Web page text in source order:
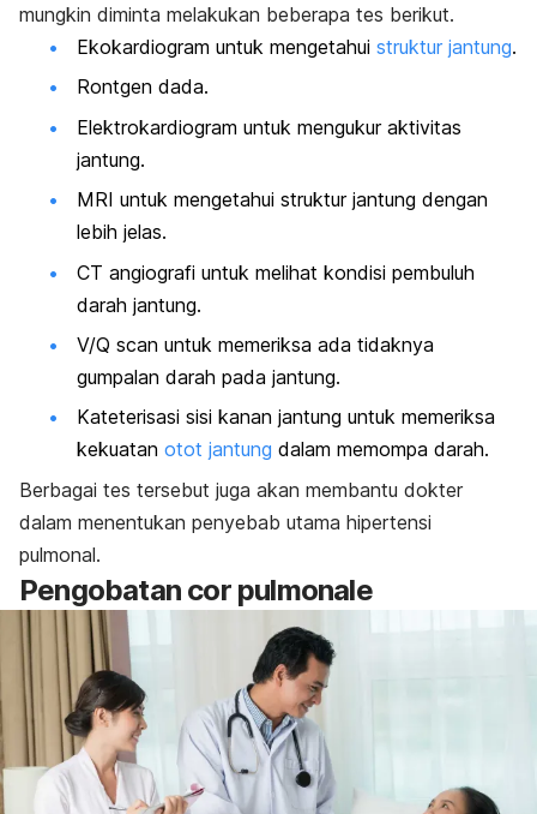
mungkin diminta melakukan beberapa tes berikut.
Ekokardiogram untuk mengetahui struktur jantung.
Rontgen dada.
Elektrokardiogram untuk mengukur aktivitas
jantung.
MRI untuk mengetahui struktur jantung dengan
lebih jelas.
CT angiografi untuk melihat kondisi pembuluh
darah jantung.
V/Q scan untuk memeriksa ada tidaknya
gumpalan darah pada jantung.
Kateterisasi sisi kanan jantung untuk memeriksa
kekuatan otot jantung dalam memompa darah.
Berbagai tes tersebut juga akan membantu dokter
dalam menentukan penyebab utama hipertensi
pulmonal.
Pengobatan cor pulmonale